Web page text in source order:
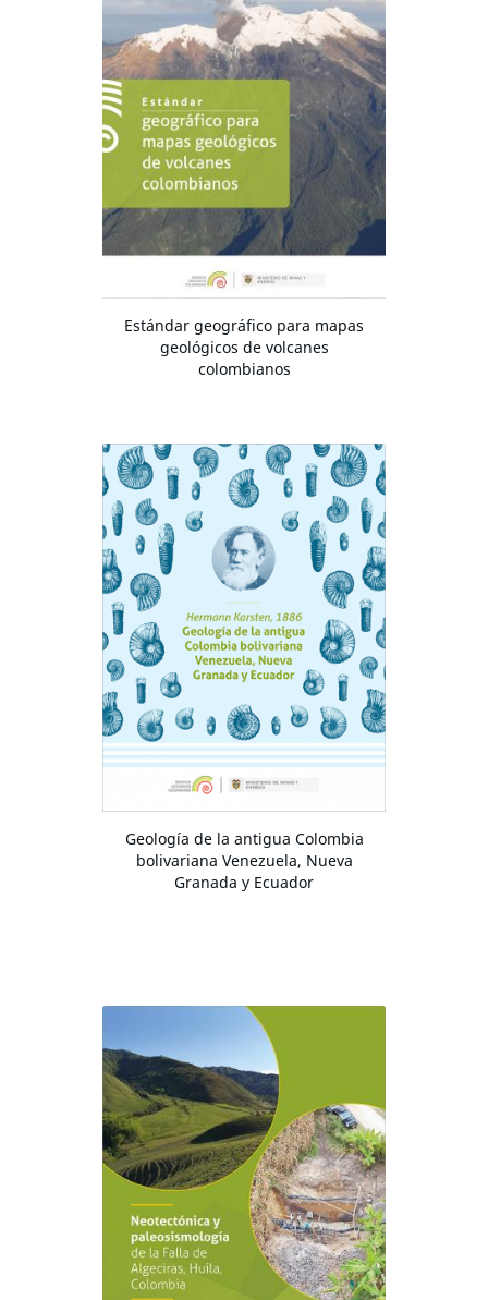
Estándar geográfico para mapas
geológicos de volcanes
colombianos
Geología de la antigua Colombia
bolivariana Venezuela, Nueva
Granada y Ecuador